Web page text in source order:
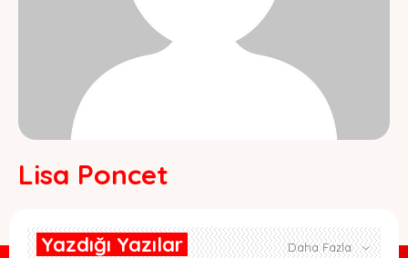
Lisa Poncet
Yazdığı Yazılar Daha Fazla